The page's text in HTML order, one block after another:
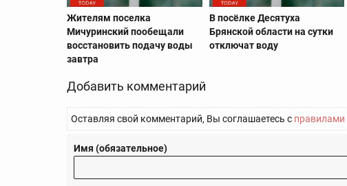
Жителям поселка
Мичуринский пообещали
восстановить подачу воды
завтра
В посёлке Десятуха
Брянской области на сутки
отключат воду
Добавить комментарий
Оставляя свой комментарий, Вы соглашаетесь с правилами
Имя (обязательное)